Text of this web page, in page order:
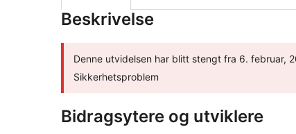
Beskrivelse
Denne utvidelsen har blitt stengt fra 6. februar,
Sikkerhetsproblem
Bidragsytere og utviklere